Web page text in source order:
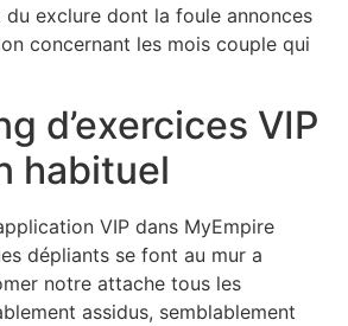
exclure dont la foule annonces
concernant les mois couple qui
d’exercices VIP
habituel
VIP dans MyEmpire
dépliants se font au mur a
notre attache tous les
assidus, semblablement